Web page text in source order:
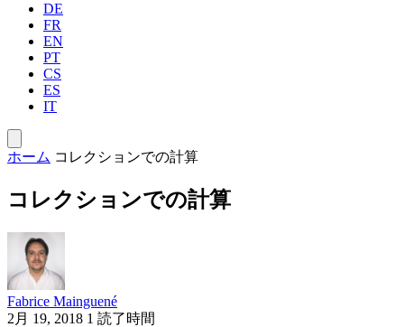
DE
FR
EN
PT
CS
ES
IT
ホーム コレクションでの計算
コレクションでの計算
Fabrice Mainguené
2月 19, 2018 1 読了時間